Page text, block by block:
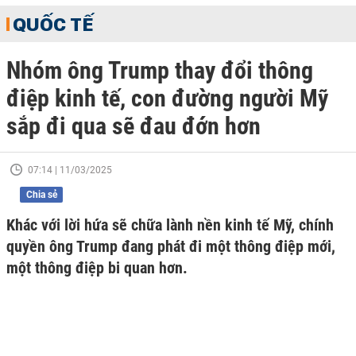
QUỐC TẾ
Nhóm ông Trump thay đổi thông
điệp kinh tế, con đường người Mỹ
sắp đi qua sẽ đau đớn hơn
07:14 | 11/03/2025
Chia sẻ
Khác với lời hứa sẽ chữa lành nền kinh tế Mỹ, chính
quyền ông Trump đang phát đi một thông điệp mới,
một thông điệp bi quan hơn.